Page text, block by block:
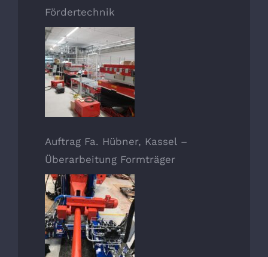
Fördertechnik
Auftrag Fa. Hübner, Kassel –
Überarbeitung Formträger